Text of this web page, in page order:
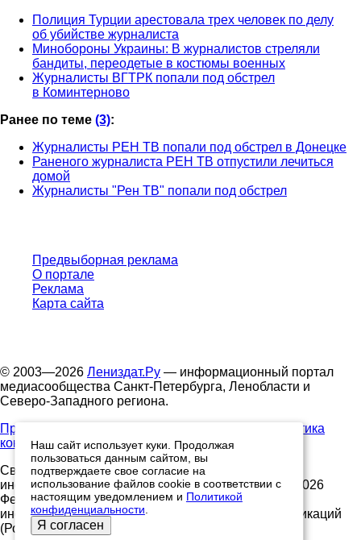
Полиция Турции арестовала трех человек по делу
об убийстве журналиста
Минобороны Украины: В журналистов стреляли
бандиты, переодетые в костюмы военных
Журналисты ВГТРК попали под обстрел
в Коминтерново
Ранее по теме (3):
Журналисты РЕН ТВ попали под обстрел в Донецке
Раненого журналиста РЕН ТВ отпустили лечиться
домой
Журналисты "Рен ТВ" попали под обстрел
Предвыборная реклама
О портале
Реклама
Карта сайта
© 2003—2026 Лениздат.Ру — информационный портал
медиасообщества Санкт-Петербурга, Ленобласти и
Северо-Западного региона.
Правила использования содержания сайта.
Политика
конфиденциальности.
Свидетельство о регистрации средства массовой
информации ЭЛ №ФС77-91046, выданное 10.03.2026
Федеральной службой по надзору в сфере связи,
информационных технологий и массовых коммуникаций
(Роскомнадзор)
Наш сайт использует куки. Продолжая
пользоваться данным сайтом, вы
подтверждаете свое согласие на
использование файлов cookie в соответствии с
настоящим уведомлением и Политикой
конфиденциальности
Я согласен